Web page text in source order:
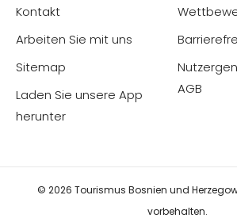
Kontakt
Arbeiten Sie mit uns
Sitemap
Laden Sie unsere App
herunter
AGB
© 2026 Tourismus Bosnien und
vorbehalten.